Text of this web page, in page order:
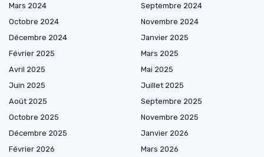
Mars 2024
Septembre 2024
Octobre 2024
Novembre 2024
Décembre 2024
Janvier 2025
Février 2025
Mars 2025
Avril 2025
Mai 2025
Juin 2025
Juillet 2025
Août 2025
Septembre 2025
Octobre 2025
Novembre 2025
Décembre 2025
Janvier 2026
Février 2026
Mars 2026